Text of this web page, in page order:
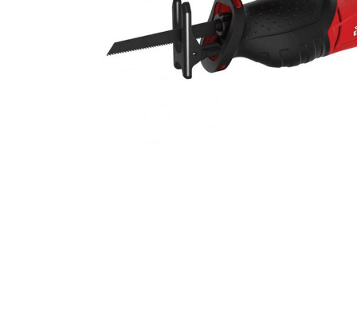
Компрессорное оборудование
Новогодние товары